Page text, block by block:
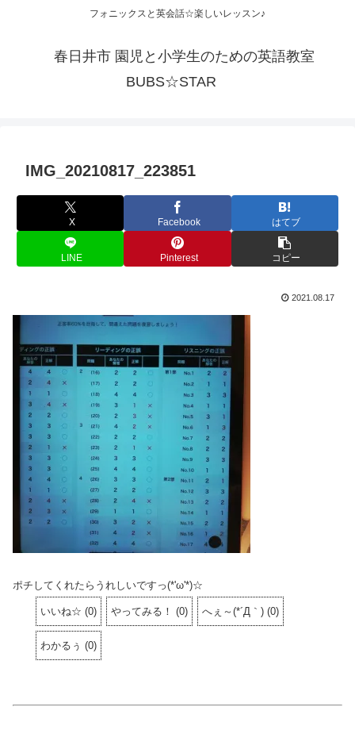
フォニックスと英会話☆楽しいレッスン♪
春日井市 園児と小学生のための英語教室
BUBS☆STAR
IMG_20210817_223851
X Facebook はてブ
LINE Pinterest コピー
2021.08.17
ポチしてくれたらうれしいですっ(*'ω'*)☆
いいね☆ (0) やってみる！ (0) へぇ～(*´Д｀) (0)
わかるぅ (0)